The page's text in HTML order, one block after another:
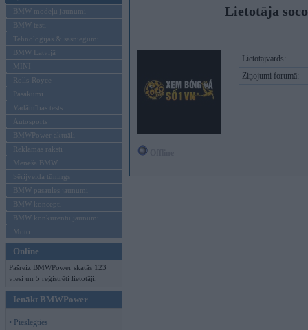
BMW modeļu jaunumi
BMW testi
Tehnoloģijas & sasniegumi
BMW Latvijā
MINI
Rolls-Royce
Pasākumi
Vadāmības tests
Autosports
BMWPower aktuāli
Reklāmas raksti
Mēneša BMW
Sērijveida tūnings
BMW pasaules jaunumi
BMW koncepti
BMW konkurentu jaunumi
Moto
Online
Pašreiz BMWPower skatās 123
viesi un 5 reģistrēti lietotāji.
Ienākt BMWPower
• Pieslēgties
Lietotāja
Lietotājvārds:
Ziņojumi forumā: